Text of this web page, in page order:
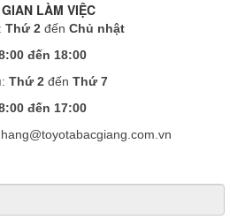
LÀM VIỆC
: Thứ 2đến Chủ nhật
đến 18:00
: Thứ 2 đến Thứ 7
đến 17:00